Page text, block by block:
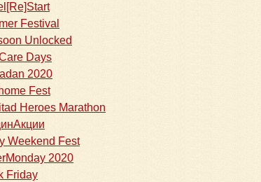
Festival
Unlocked
Days
2020
Fest
Heroes Marathon
Weekend Fest
2020
Friday